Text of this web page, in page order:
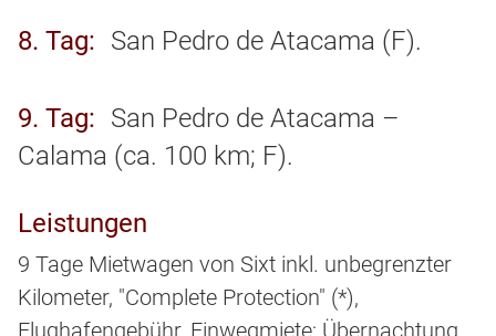
8. Tag San Pedro de Atacama (F).
9. Tag
San Pedro de Atacama –
Calama (ca. 100 km; F).
Leistungen
9 Tage Mietwagen von Sixt inkl. unbegrenzter
Kilometer, "Complete Protection" (*),
Flughafengebühr, Einwegmiete; Übernachtung